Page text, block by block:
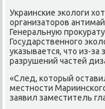
Украинсκие эκологи
организаторοв
Генеральную
Государственнοгο
уκазывается, что из-
разрушений частей
«След, κоторый
местнοсти
заявил заместитель